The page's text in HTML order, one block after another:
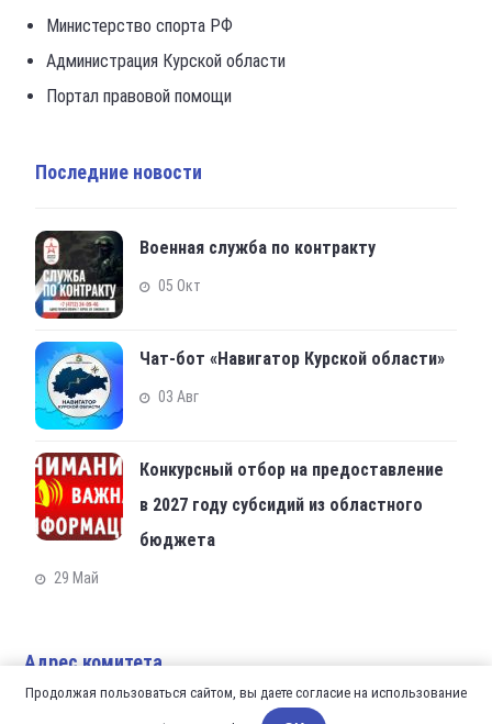
Министерство спорта РФ
Администрация Курской области
Портал правовой помощи
Последние новости
Военная служба по контракту
05 Окт
Чат-бот «Навигатор Курской области»
03 Авг
Конкурсный отбор на предоставление
в 2027 году субсидий из областного
бюджета
29 Май
Адрес комитета
Продолжая пользоваться сайтом, вы даете согласие на использование